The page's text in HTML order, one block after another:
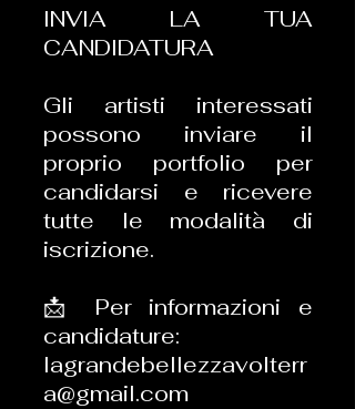
INVIA LA TUA
CANDIDATURA
Gli artisti interessati
possono inviare il
proprio portfolio per
candidarsi e ricevere
tutte le modalità di
iscrizione.
📩 Per informazioni e
candidature:
lagrandebellezzavolterr
a@gmail.com